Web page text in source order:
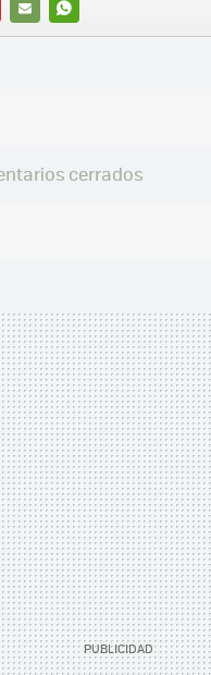
E-
WHATSAPP
cerrados